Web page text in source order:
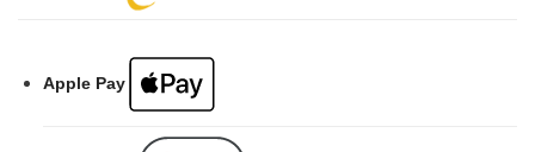
Apple Pay